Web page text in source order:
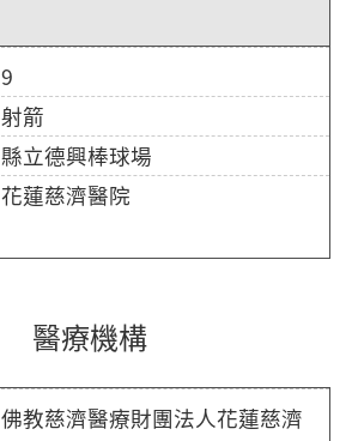
9
射箭
縣立德興棒球場
花蓮慈濟醫院
醫療機構
佛教慈濟醫療財團法人花蓮慈濟